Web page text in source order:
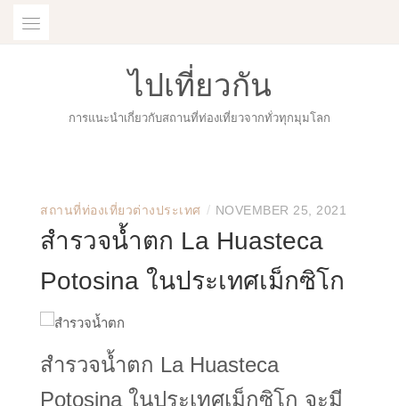
ไปเที่ยวกัน
การแนะนำเกี่ยวกับสถานที่ท่องเที่ยวจากทั่วทุกมุมโลก
สถานที่ท่องเที่ยวต่างประเทศ / NOVEMBER 25, 2021
สำรวจน้ำตก La Huasteca
Potosina ในประเทศเม็กซิโก
สำรวจน้ำตก La Huasteca
Potosina ในประเทศเม็กซิโก จะมี